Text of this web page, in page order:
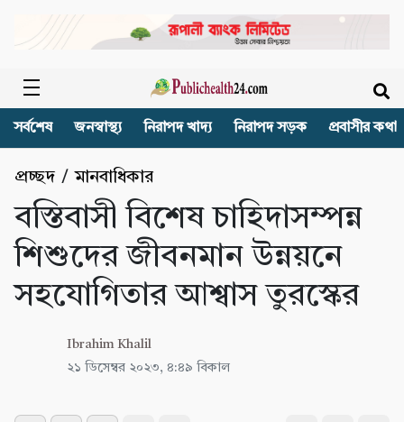
সর্বশেষ জনস্বাস্থ্য নিরাপদ খাদ্য নিরাপদ সড়ক প্রবাসীর কথা
প্রচ্ছদ /মানবাধিকার
বস্তিবাসী বিশেষ চাহিদাসম্পন্ন
শিশুদের জীবনমান উন্নয়নে
সহযোগিতার আশ্বাস তুরস্কের
Ibrahim Khalil
২১ ডিসেম্বর ২০২৩, ৪:৪৯ বিকাল